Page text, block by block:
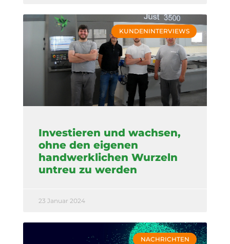
KUNDENINTERVIEWS
Investieren und wachsen,
ohne den eigenen
handwerklichen Wurzeln
untreu zu werden
23 Januar 2024
NACHRICHTEN